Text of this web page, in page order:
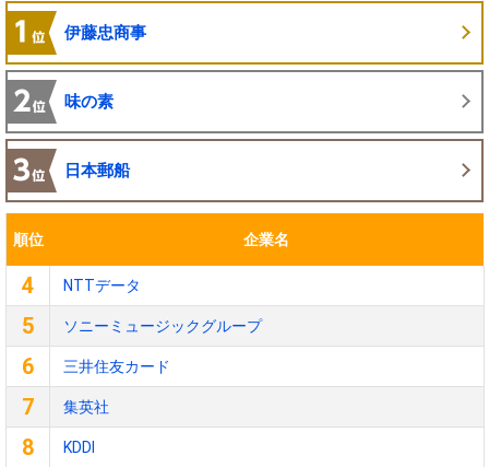
伊藤忠商事
味の素
日本郵船
順位 企業名
4 NTTデータ
5 ソニーミュージックグループ
6 三井住友カード
7 集英社
8 KDDI